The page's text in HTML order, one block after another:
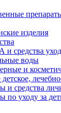
изделия
средства
воды
и
и средства
по уходу за